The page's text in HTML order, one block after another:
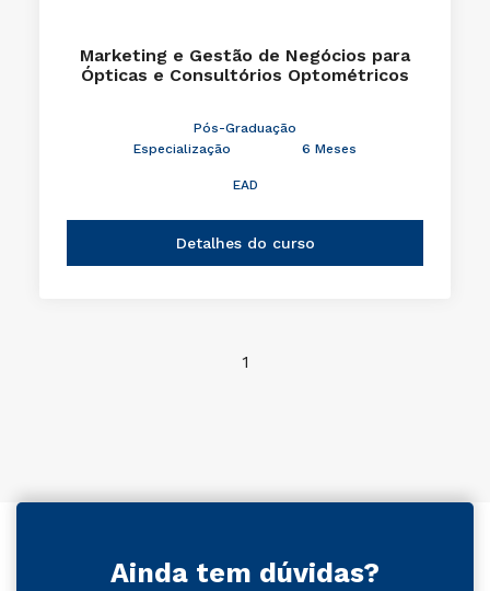
Marketing e Gestão de Negócios para
Ópticas e Consultórios Optométricos
Pós-Graduação
Especialização
6 Meses
EAD
Detalhes do curso
1
Ainda tem dúvidas?